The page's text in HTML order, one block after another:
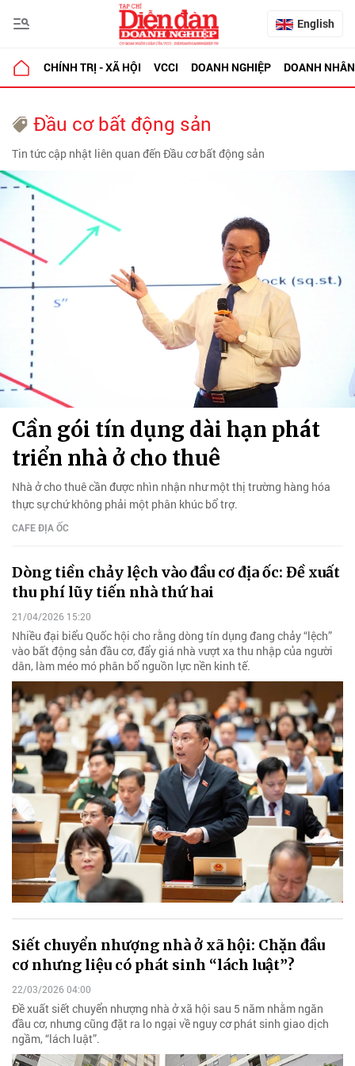
English
CHÍNH TRỊ - XÃ HỘI VCCI DOANH NGHIỆP DOANH NHÂN
Đầu cơ bất động sản
Tin tức cập nhật liên quan đến Đầu cơ bất động sản
Cần gói tín dụng dài hạn phát
triển nhà ở cho thuê
Nhà ở cho thuê cần được nhìn nhận như một thị trường hàng hóa
thực sự chứ không phải một phân khúc bổ trợ.
CAFE ĐỊA ỐC
Dòng tiền chảy lệch vào đầu cơ địa ốc: Đề xuất
thu phí lũy tiến nhà thứ hai
21/04/2026 15:20
Nhiều đại biểu Quốc hội cho rằng dòng tín dụng đang chảy “lệch”
vào bất động sản đầu cơ, đẩy giá nhà vượt xa thu nhập của người
dân, làm méo mó phân bổ nguồn lực nền kinh tế.
Siết chuyển nhượng nhà ở xã hội: Chặn đầu
cơ nhưng liệu có phát sinh “lách luật”?
22/03/2026 04:00
Đề xuất siết chuyển nhượng nhà ở xã hội sau 5 năm nhằm ngăn
đầu cơ, nhưng cũng đặt ra lo ngại về nguy cơ phát sinh giao dịch
ngầm, “lách luật”.